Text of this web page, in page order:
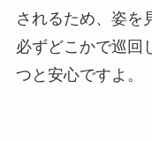
されるため、姿を
必ずどこかで巡回
つと安心ですよ。